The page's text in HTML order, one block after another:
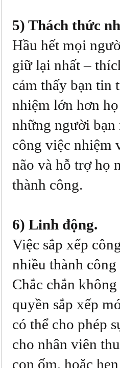
5) Thách thức
Hầu hết mọi
giữ lại nhất –
cảm thấy bạn tin
nhiệm lớn hơn
những người
công việc nhiệm
não và hỗ trợ họ
thành công.
6) Linh động.
Việc sắp xếp
nhiều thành
Chắc chắn
quyền sắp xếp
có thể cho phép
cho nhân viên
con ốm, hoặc